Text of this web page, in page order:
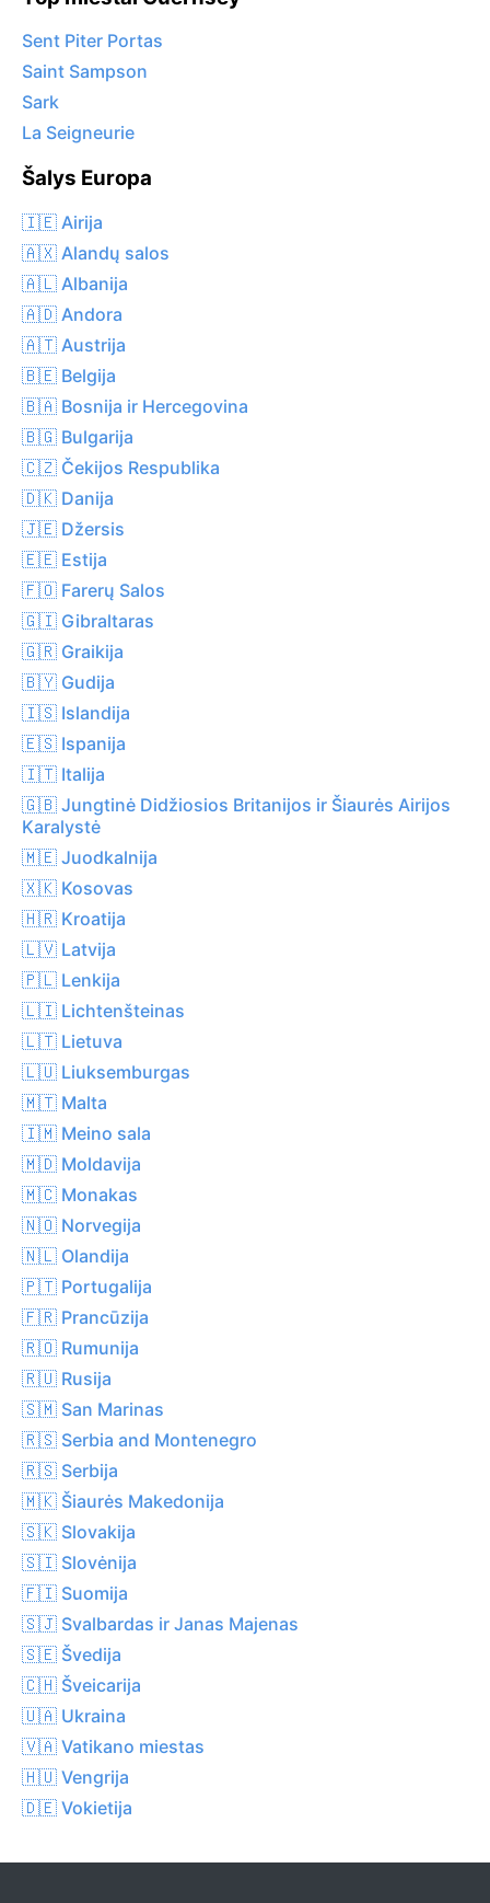
Sent Piter Portas
Saint Sampson
Sark
La Seigneurie
Šalys Europa
🇮🇪 Airija
🇦🇽 Alandų salos
🇦🇱 Albanija
🇦🇩 Andora
🇦🇹 Austrija
🇧🇪 Belgija
🇧🇦 Bosnija ir Hercegovina
🇧🇬 Bulgarija
🇨🇿 Čekijos Respublika
🇩🇰 Danija
🇯🇪 Džersis
🇪🇪 Estija
🇫🇴 Farerų Salos
🇬🇮 Gibraltaras
🇬🇷 Graikija
🇧🇾 Gudija
🇮🇸 Islandija
🇪🇸 Ispanija
🇮🇹 Italija
🇬🇧 Jungtinė Didžiosios Britanijos ir Šiaurės Airijos
Karalystė
🇲🇪 Juodkalnija
🇽🇰 Kosovas
🇭🇷 Kroatija
🇱🇻 Latvija
🇵🇱 Lenkija
🇱🇮 Lichtenšteinas
🇱🇹 Lietuva
🇱🇺 Liuksemburgas
🇲🇹 Malta
🇮🇲 Meino sala
🇲🇩 Moldavija
🇲🇨 Monakas
🇳🇴 Norvegija
🇳🇱 Olandija
🇵🇹 Portugalija
🇫🇷 Prancūzija
🇷🇴 Rumunija
🇷🇺 Rusija
🇸🇲 San Marinas
🇷🇸 Serbia and Montenegro
🇷🇸 Serbija
🇲🇰 Šiaurės Makedonija
🇸🇰 Slovakija
🇸🇮 Slovėnija
🇫🇮 Suomija
🇸🇯 Svalbardas ir Janas Majenas
🇸🇪 Švedija
🇨🇭 Šveicarija
🇺🇦 Ukraina
🇻🇦 Vatikano miestas
🇭🇺 Vengrija
🇩🇪 Vokietija